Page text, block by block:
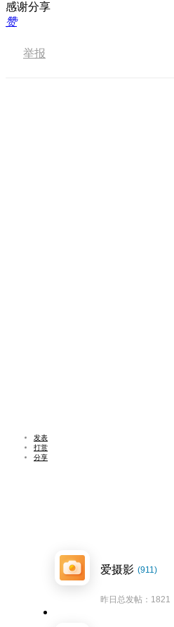
感谢分享
赞
举报
发表
打赏
分享
爱摄影 (911)
昨日总发帖：1821